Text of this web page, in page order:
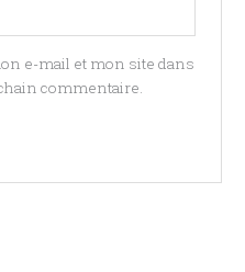
e-mail et mon site dans
commentaire.